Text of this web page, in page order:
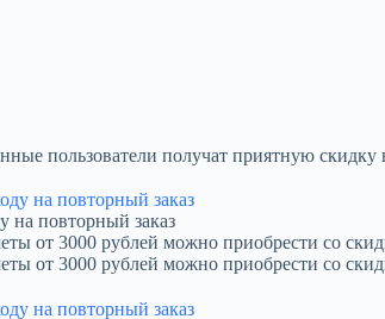
пользователи получат приятную
на повторный заказ
от 3000 рублей можно приобрести со
от 3000 рублей можно приобрести со